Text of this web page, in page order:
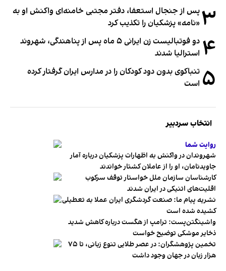
۳پس از جنجال استعفا، دفتر مجتبی خامنه‌ای واکنش او به
«نامه» پزشکیان را تکذیب کرد
۴
دو فوتبالیست زن ایرانی ۵ ماه پس از پناهندگی، شهروند
استرالیا شدند
۵ تنباکوی بدون دود کودکان را در مدارس ایران گرفتار کرده
است
انتخاب سردبیر
روایت شما
شهروندان در واکنش به اظهارات پزشکیان درباره آمار
جاویدنامان، او را از عاملان کشتار خواندند
کارشناسان سازمان ملل خواستار توقف سرکوب
اقلیت‌های اتنیکی در ایران شدند
نشریه پیام ما: صنعت گردشگری ایران عملا به تعطیلی
کشیده شده است
واشینگتن‌پست: ترامپ از هگست درباره کاهش شدید
ذخایر موشکی توضیح خواست
تخمین پژوهشگران: در عصر طلایی تنوع زبانی، تا ۷۵
هزار زبان در جهان وجود داشت